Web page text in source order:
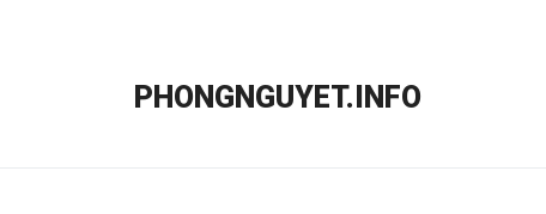
PHONGNGUYET.INFO